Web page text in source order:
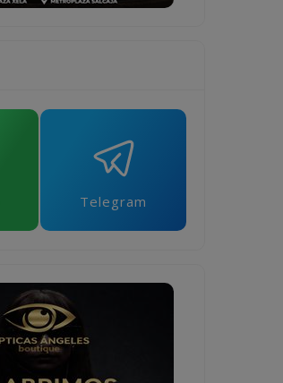
Telegram